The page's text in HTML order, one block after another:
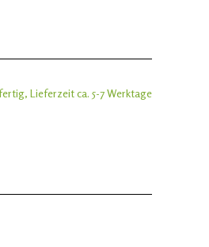
Lieferzeit ca. 5-7 Werktage